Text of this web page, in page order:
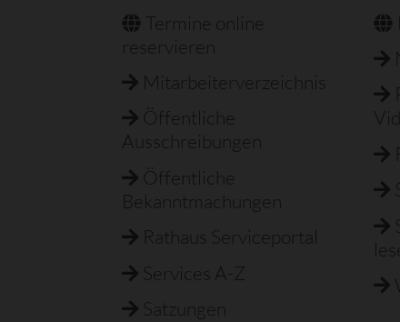
Termine online
reservieren
Mitarbeiterverzeichnis
Öffentliche
Ausschreibungen
Öffentliche
Bekanntmachungen
Rathaus Serviceportal
Services A-Z
Satzungen